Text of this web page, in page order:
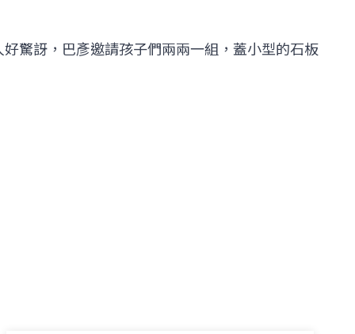
驚訝，巴彥邀請孩子們兩兩一組，蓋小型的石板